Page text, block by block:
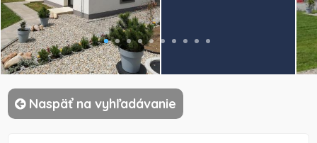
Naspäť na vyhľadávanie